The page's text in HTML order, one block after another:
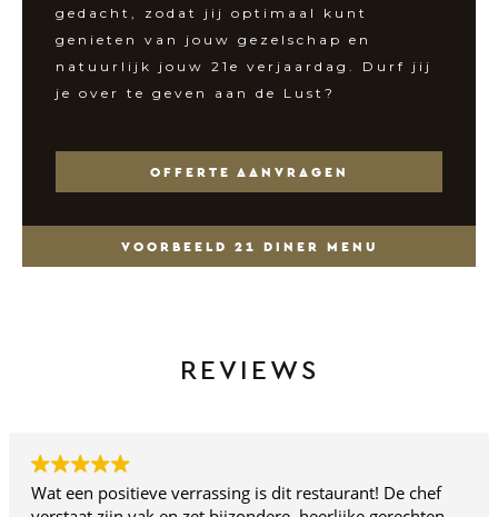
gedacht, zodat jij optimaal kunt
genieten van jouw gezelschap en
natuurlijk jouw 21e verjaardag. Durf jij
je over te geven aan de Lust?
OFFERTE AANVRAGEN
VOORBEELD 21 DINER MENU
REVIEWS
Wat een positieve verrassing is dit restaurant! De chef